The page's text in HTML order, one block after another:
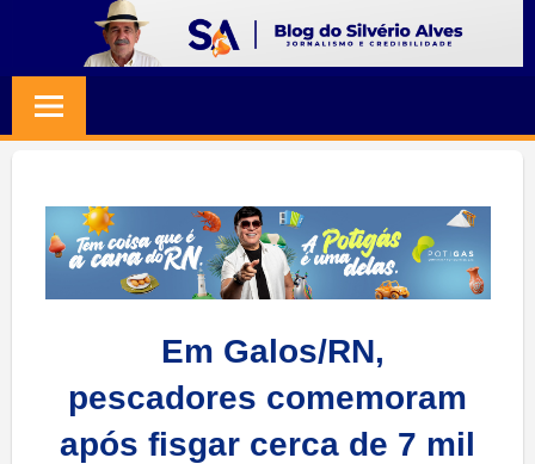
content
SILVERIO
ALVES
Jornalismo
Credibilidade
Em Galos/RN,
pescadores comemoram
após fisgar cerca de 7 mil